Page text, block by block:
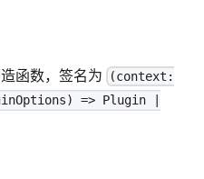
函数，签名为
(context:
=> Plugin |